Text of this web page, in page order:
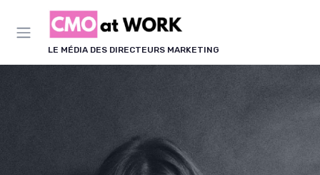
LE MÉDIA DES DIRECTEURS MARKETING
Panneau de gestion des cookies